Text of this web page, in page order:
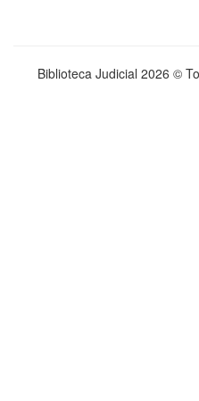
Biblioteca Judicial 2026 ©